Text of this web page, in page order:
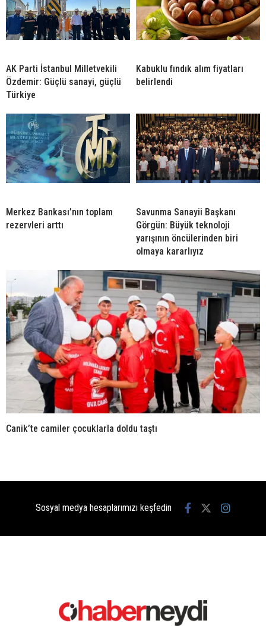
AK Parti İstanbul Milletvekili
Özdemir: Güçlü sanayi, güçlü
Türkiye
Kabuklu fındık alım fiyatları
belirlendi
Merkez Bankası’nın toplam
rezervleri arttı
Savunma Sanayii Başkanı
Görgün: Büyük teknoloji
yarışının öncülerinden biri
olmaya kararlıyız
Canik’te camiler çocuklarla doldu taştı
Sosyal medya hesaplarımızı keşfedin